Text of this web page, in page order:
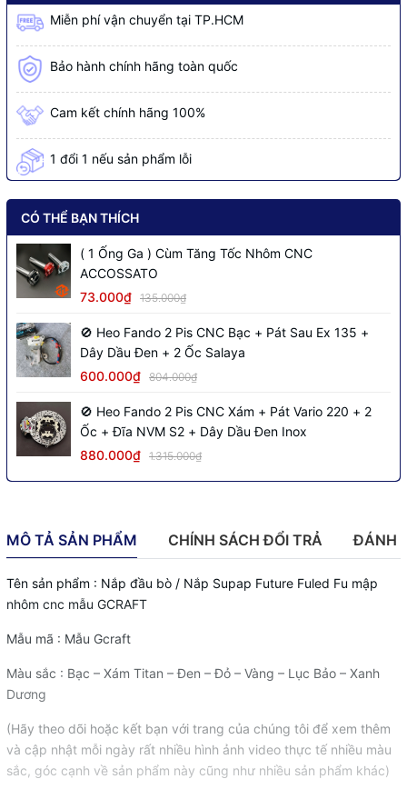
Miễn phí vận chuyển tại TP.HCM
Bảo hành chính hãng toàn quốc
Cam kết chính hãng 100%
1 đổi 1 nếu sản phẩm lỗi
CÓ THỂ BẠN THÍCH
( 1 Ống Ga ) Cùm Tăng Tốc Nhôm CNC
ACCOSSATO
73.000₫ 135.000₫
🚫 Heo Fando 2 Pis CNC Bạc + Pát Sau Ex 135 +
Dây Dầu Đen + 2 Ốc Salaya
600.000₫ 804.000₫
🚫 Heo Fando 2 Pis CNC Xám + Pát Vario 220 + 2
Ốc + Đĩa NVM S2 + Dây Dầu Đen Inox
880.000₫ 1.315.000₫
MÔ TẢ SẢN PHẨM CHÍNH SÁCH ĐỔI TRẢ ĐÁNH
Tên sản phẩm : Nắp đầu bò / Nắp Supap Future Fuled Fu mập
nhôm cnc mẫu GCRAFT
Mẫu mã : Mẫu Gcraft
Màu sắc : Bạc – Xám Titan – Đen – Đỏ – Vàng – Lục Bảo – Xanh
Dương
(Hãy theo dõi hoặc kết bạn với trang của chúng tôi để xem thêm
và cập nhật mỗi ngày rất nhiều hình ảnh video thực tế nhiều màu
sắc, góc cạnh về sản phẩm này cũng như nhiều sản phẩm khác)